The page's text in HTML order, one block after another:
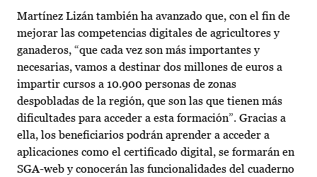
Martínez Lizán también ha avanzado que, con el fin de
mejorar las competencias digitales de agricultores y
ganaderos, “que cada vez son más importantes y
necesarias, vamos a destinar dos millones de euros a
impartir cursos a 10.900 personas de zonas
despobladas de la región, que son las que tienen más
dificultades para acceder a esta formación”. Gracias a
ella, los beneficiarios podrán aprender a acceder a
aplicaciones como el certificado digital, se formarán en
SGA-web y conocerán las funcionalidades del cuaderno